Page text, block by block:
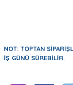
NOT: TOPTAN
İŞ GÜNÜ SÜREBİLİR.